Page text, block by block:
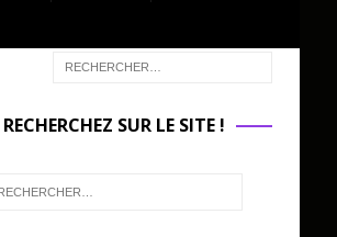
RECHERCHEZ SUR LE SITE !